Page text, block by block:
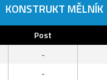
KONSTRUKT MĚLNÍK
Post
-
-